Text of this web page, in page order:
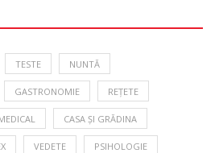
TESTE NUNTĂ
GASTRONOMIE REȚETE
CASA ȘI GRĂDINA
VEDETE PSIHOLOGIE